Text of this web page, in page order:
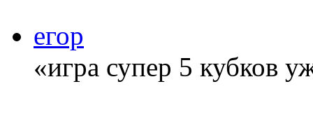
егор
«игра супер 5 кубков